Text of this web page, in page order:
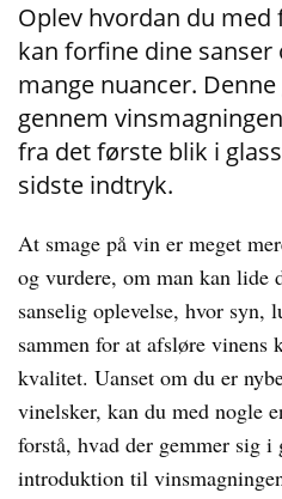
Oplev hvordan du
kan forfine dine sanser
mange nuancer.
gennem
fra det første blik i
sidste indtryk.
At smage på vin er meget
og vurdere, om man kan lide
sanselig oplevelse, hvor syn,
sammen for at afsløre vinens
kvalitet. Uanset om du er
vinelsker, kan du med nogle
forstå, hvad der gemmer sig i
introduktion til